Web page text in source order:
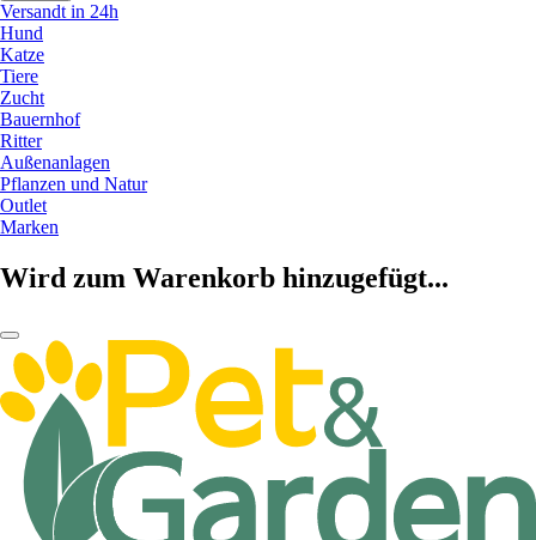
Versandt in 24h
Hund
Katze
Tiere
Zucht
Bauernhof
Ritter
Außenanlagen
Pflanzen und Natur
Outlet
Marken
Wird zum Warenkorb hinzugefügt...